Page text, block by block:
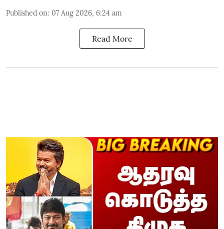
Published on: 07 Aug 2026, 6:24 am
Read More